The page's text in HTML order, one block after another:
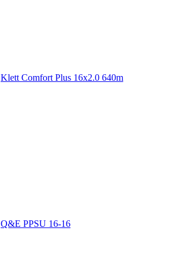
Klett Comfort Plus 16x2.0 640m
Q&E PPSU 16-16